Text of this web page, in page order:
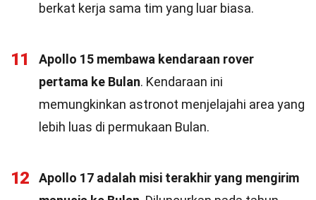
berkat kerja sama tim yang luar biasa.
11
Apollo 15 membawa kendaraan rover
pertama ke Bulan. Kendaraan ini
memungkinkan astronot menjelajahi area yang
lebih luas di permukaan Bulan.
12
Apollo 17 adalah misi terakhir yang mengirim